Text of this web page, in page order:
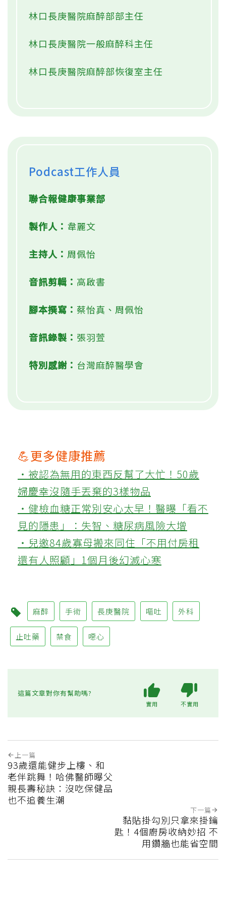
林口長庚醫院麻醉部部主任
林口長庚醫院一般麻醉科主任
林口長庚醫院麻醉部恢復室主任
Podcast工作人員
聯合報健康事業部
製作人： 韋麗文
主持人： 周佩怡
音訊剪輯： 高啟書
腳本撰寫： 蔡怡真、周佩怡
音訊錄製： 張羽萱
特別感謝： 台灣麻醉醫學會
💪更多健康推薦
‧被認為無用的東西反幫了大忙！50歲
婦慶幸沒隨手丟棄的3樣物品
‧健檢血糖正常別安心太早！醫曝「看不
見的隱患」：失智、糖尿病風險大增
‧兒邀84歲寡母搬來同住「不用付房租
還有人照顧」1個月後幻滅心寒
麻醉 手術 長庚醫院 嘔吐 外科
止吐藥 禁食 噁心
這篇文章對你有幫助嗎?
實用 不實用
上一篇
93歲還能健步上樓、和
老伴跳舞！哈佛醫師曝父
親長壽秘訣：沒吃保健品
也不追養生潮
下一篇
黏貼掛勾別只拿來掛鑰
匙！4個廚房收納妙招 不
用鑽牆也能省空間